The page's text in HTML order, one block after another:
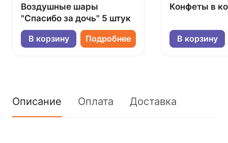
Воздушные шары
"Спасибо за дочь" 5 штук
В корзину Подробнее
Конфеты в
В корзину
Описание Оплата Доставка